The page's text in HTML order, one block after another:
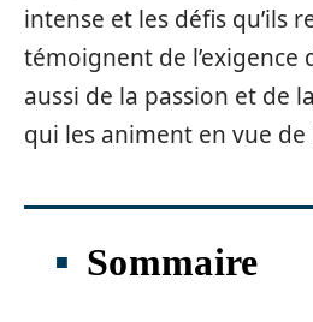
intense et les défis qu’ils
témoignent de l’exigence
aussi de la passion et de
qui les animent en vue
Sommaire